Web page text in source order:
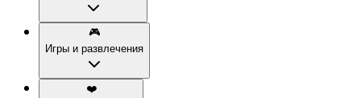
🎮
Игры и развлечения
❤️